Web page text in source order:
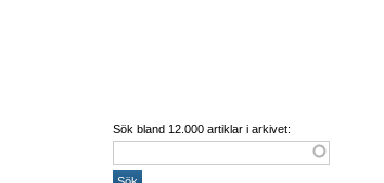
Sök bland 12.000 artiklar i arkivet: